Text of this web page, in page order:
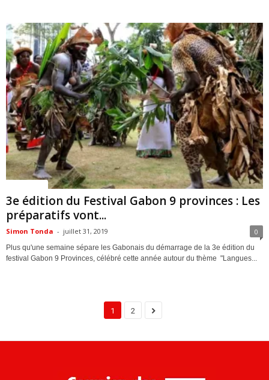
3e édition du Festival Gabon 9 provinces : Les
préparatifs vont...
Simon Tonda - juillet 31, 2019 0
Plus qu'une semaine sépare les Gabonais du démarrage de la 3e édition du
festival Gabon 9 Provinces, célébré cette année autour du thème "Langues...
1 2